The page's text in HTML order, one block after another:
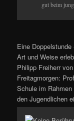
gut beim
Eine
Art und Weise
Philipp Freiherr
Freitagmorgen:
Schule im Rahmen
den Jugendlichen